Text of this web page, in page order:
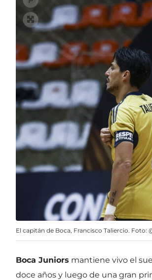
El capitán de Boca, Francisco Taliercio. Foto:
Boca Juniors mantiene vivo el
doce años y luego de una gran